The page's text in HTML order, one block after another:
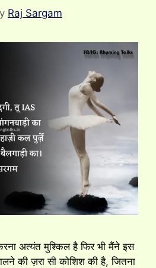
Raj Sargam
अत्यंत मुश्किल है फिर भी मैंने इस
की ज़रा सी कोशिश की है, जितना